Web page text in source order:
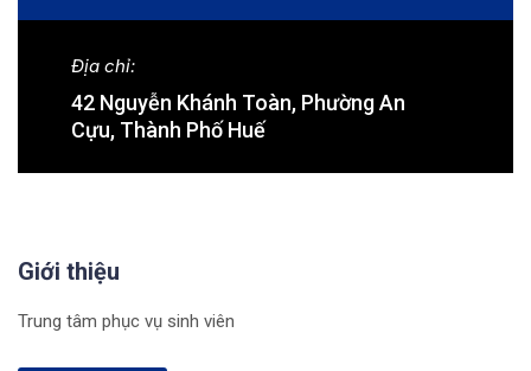
Địa chỉ:
42 Nguyễn Khánh Toàn, Phường An
Cựu, Thành Phố Huế
Giới thiệu
Trung tâm phục vụ sinh viên